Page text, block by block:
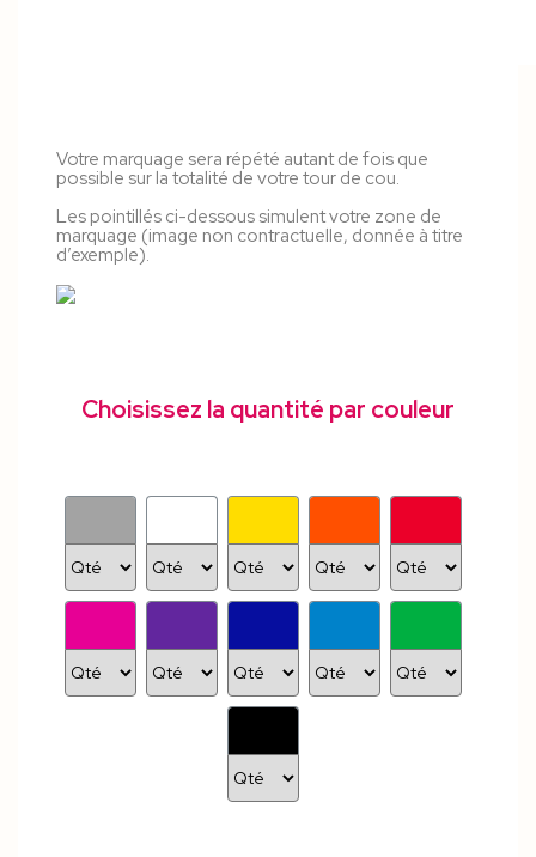
Votre marquage sera répété autant de fois que
possible sur la totalité de votre tour de cou.
Les pointillés ci-dessous simulent votre zone de
marquage (image non contractuelle, donnée à titre
d’exemple).
Choisissez la quantité par couleur